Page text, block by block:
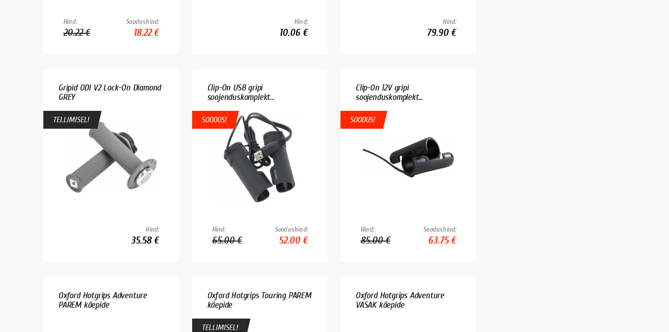
Hind:
20.22 €
Soodushind:
18.22 €
Hind:
10.06 €
Hind:
79.90 €
Gripid ODI V2 Lock-On Diamond
GREY
TELLIMISEL!
Hind:
35.58 €
Clip-On USB gripi
soojenduskomplekt...
SOODUS!
Hind:
65.00 €
Soodushind:
52.00 €
Clip-On 12V gripi
soojenduskomplekt...
SOODUS!
Hind:
85.00 €
Soodushind:
63.75 €
Oxford Hotgrips Adventure
PAREM käepide
Oxford Hotgrips Touring PAREM
käepide
TELLIMISEL!
Oxford Hotgrips Adventure
VASAK käepide